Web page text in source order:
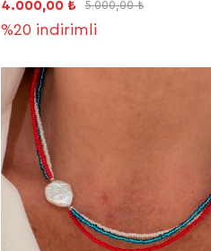
4.000,00 ₺ 5.000,00 ₺
%20 indirimli